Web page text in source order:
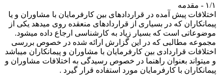
۱/۱ - مقدمه
اختلافات پیش آمده در قراردادهای بین کارفرمایان با مشاوران و یا
پیمانکاران که در بسیاری از قراردادهای منعقده روی میدهد یکی از
موضوعاتی است که بسیار زیاد به کارشناسی ارجاع داده میشود.
مجموعه مطالبی که در این گزارش ارائه شده در خصوص بررسی
اختلافات قراردادی بین کارفرمایان با مشاوران و پیمانکاران میباشد
و میتواند بعنوان راهنما در خصوص رسیدگی به اختلافات مشاوران و
پیمانکاران با کارفرمایان مورد استفاده قرار گیرد .